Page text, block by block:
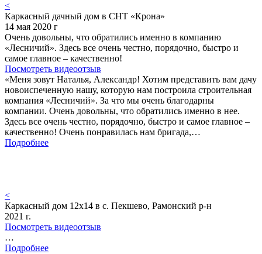
<
Каркасный дачный дом в СНТ «Крона»
14 мая 2020 г
Очень довольны, что обратились именно в компанию
«Лесничий». Здесь все очень честно, порядочно, быстро и
самое главное – качественно!
Посмотреть видеоотзыв
«Меня зовут Наталья, Александр! Хотим представить вам дачу
новоиспеченную нашу, которую нам построила строительная
компания «Лесничий». За что мы очень благодарны
компании. Очень довольны, что обратились именно в нее.
Здесь все очень честно, порядочно, быстро и самое главное –
качественно! Очень понравилась нам бригада,…
Подробнее
<
Каркасный дом 12х14 в с. Пекшево, Рамонский р-н
2021 г.
Посмотреть видеоотзыв
…
Подробнее